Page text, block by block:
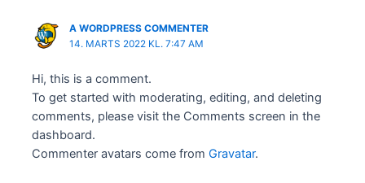
A WORDPRESS COMMENTER
14. MARTS 2022 KL. 7:47 AM
Hi, this is a comment.
To get started with moderating, editing, and deleting
comments, please visit the Comments screen in the
dashboard.
Commenter avatars come fromGravatar.